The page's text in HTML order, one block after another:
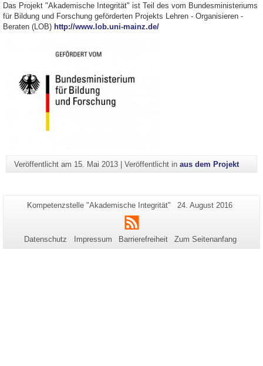
Das Projekt "Akademische Integrität" ist Teil des vom Bundesministeriums
für Bildung und Forschung geförderten Projekts Lehren - Organisieren -
Beraten (LOB) http://www.lob.uni-mainz.de/
Veröffentlicht am 15. Mai 2013| Veröffentlicht in aus dem Projekt
Zusätzliche
Informationen
zu
dieser
Seiten-
Kompetenzstelle "Akademische Integrität"
Letzte
24. August 2016
RSS
Datenschutz Impressum Barrierefreiheit Zum Seitenanfang